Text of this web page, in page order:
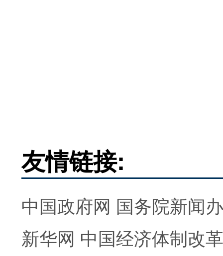
友情链接:
中国政府网 国务院新闻
新华网 中国经济体制改